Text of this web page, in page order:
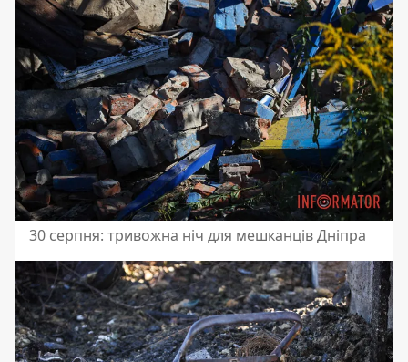
30 серпня: тривожна ніч для мешканців Дніпра